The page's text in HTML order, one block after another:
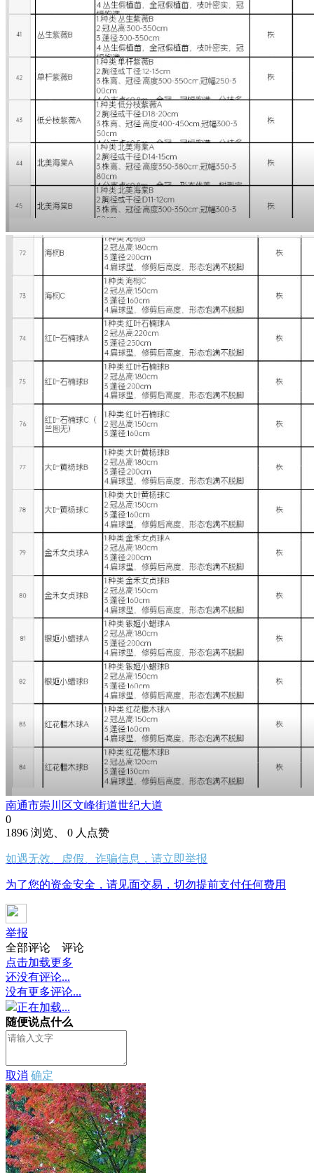
南通市崇川区文峰街道世纪大道
0
1896 浏览、 0 人点赞
如遇无效、虚假、诈骗信息，请立即举报
为了您的资金安全，请见面交易，切勿提前支付任何费用
举报
全部评论
评论
点击加载更多
还没有评论...
没有更多评论...
正在加载...
随便说点什么
取消 确定